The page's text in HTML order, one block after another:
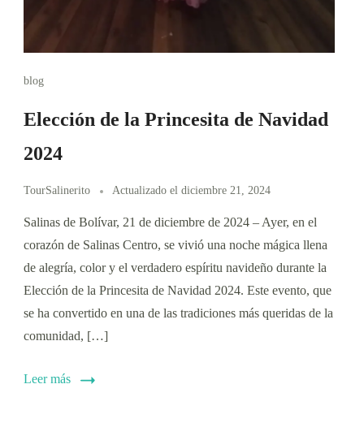
blog
Elección de la Princesita de Navidad
2024
TourSalinerito Actualizado el diciembre 21, 2024
Salinas de Bolívar, 21 de diciembre de 2024 – Ayer, en el
corazón de Salinas Centro, se vivió una noche mágica llena
de alegría, color y el verdadero espíritu navideño durante la
Elección de la Princesita de Navidad 2024. Este evento, que
se ha convertido en una de las tradiciones más queridas de la
comunidad, […]
Leer más